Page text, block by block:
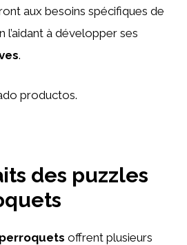
aux besoins spécifiques de
à développer ses
.
productos.
des puzzles
offrent plusieurs